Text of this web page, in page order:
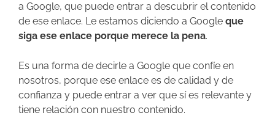
a Google, que puede entrar a descubrir el contenido
de ese enlace. Le estamos diciendo a Google que
siga ese enlace porque merece la pena.
Es una forma de decirle a Google que confíe en
nosotros, porque ese enlace es de calidad y de
confianza y puede entrar a ver que sí es relevante y
tiene relación con nuestro contenido.